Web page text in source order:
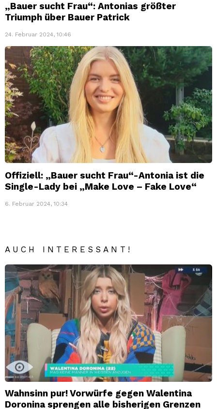
„Bauer sucht Frau“: Antonias größter
Triumph über Bauer Patrick
24. Februar 2024, 10:46
Offiziell: „Bauer sucht Frau“-Antonia ist die
Single-Lady bei „Make Love – Fake Love“
6. Februar 2024, 10:34
AUCH INTERESSANT!
Wahnsinn pur! Vorwürfe gegen Walentina
Doronina sprengen alle bisherigen Grenzen